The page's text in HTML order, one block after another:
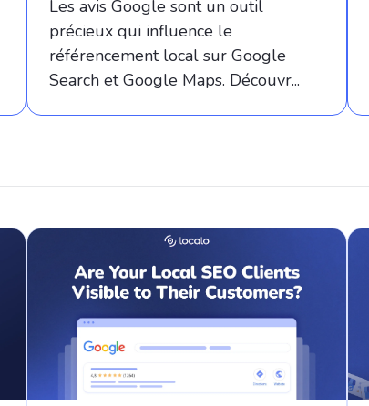
Les avis Google sont un outil
précieux qui influence le
référencement local sur Google
Search et Google Maps. Découvr...